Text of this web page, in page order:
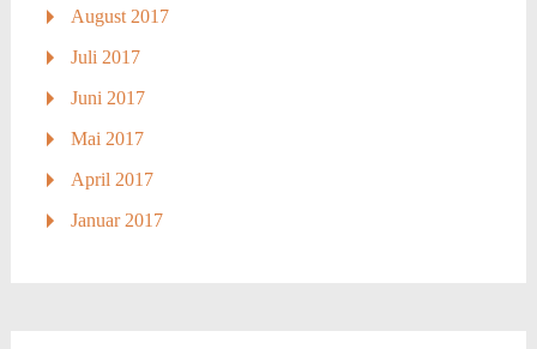
August 2017
Juli 2017
Juni 2017
Mai 2017
April 2017
Januar 2017